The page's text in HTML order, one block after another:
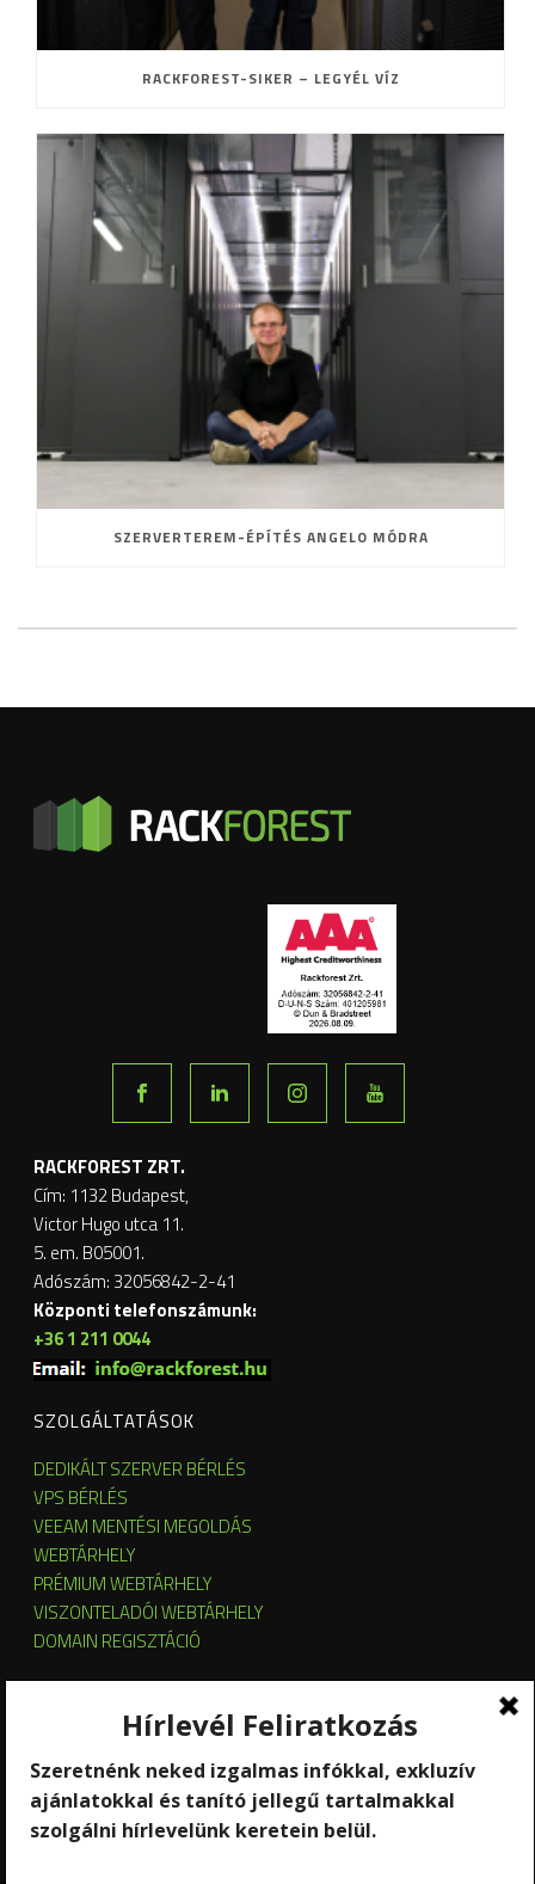
RACKFOREST-SIKER – LEGYÉL VÍZ
SZERVERTEREM-ÉPÍTÉS ANGELO MÓDRA
RACKFOREST ZRT.
Cím: 1132 Budapest,
Victor Hugo utca 11.
5. em. B05001.
Adószám: 32056842-2-41
Központi telefonszámunk:
+36 1 211 0044
SZOLGÁLTATÁSOK
DEDIKÁLT SZERVER BÉRLÉS
VPS BÉRLÉS
VEEAM MENTÉSI MEGOLDÁS
WEBTÁRHELY
PRÉMIUM WEBTÁRHELY
VISZONTELADÓI WEBTÁRHELY
DOMAIN REGISZTÁCIÓ
SZERVER ÜZEMELTETÉS
SZOFTVERBÉRLÉS
STREAMING